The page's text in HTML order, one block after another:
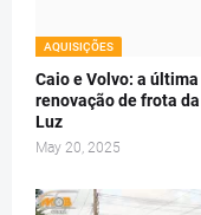
AQUISIÇÕES
Caio e Volvo: a última
renovação de frota
Luz
May 20, 2025